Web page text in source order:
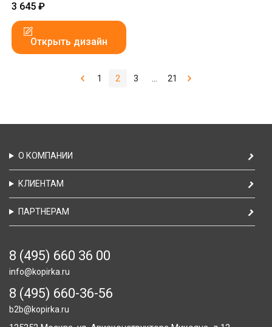
3 645 ₽
Открыть дизайн
1 2 3 ... 21
О КОМПАНИИ
КЛИЕНТАМ
ПАРТНЕРАМ
8 (495) 660 36 00
info@kopirka.ru
8 (495) 660-36-56
b2b@kopirka.ru